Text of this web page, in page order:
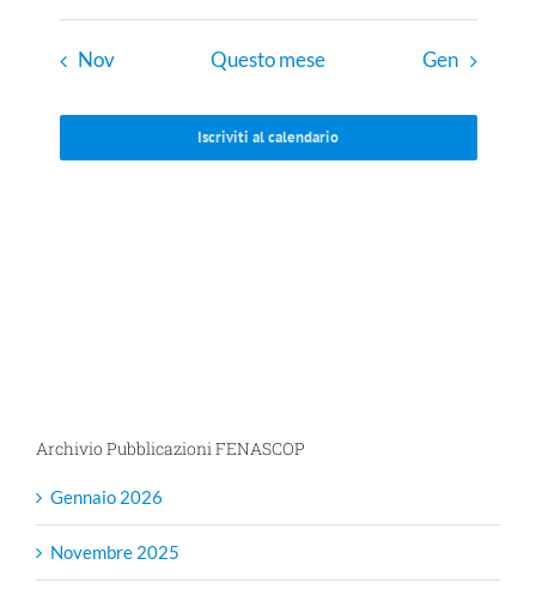
Nov Questo mese Gen
Iscriviti al calendario
Archivio Pubblicazioni FENASCOP
Gennaio 2026
Novembre 2025